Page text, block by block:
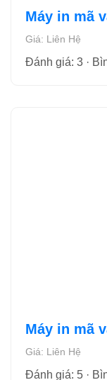
Máy in mã
Giá: Liên Hệ
Đánh giá: 3 ·
Máy in mã
Giá: Liên Hệ
Đánh giá: 5 ·